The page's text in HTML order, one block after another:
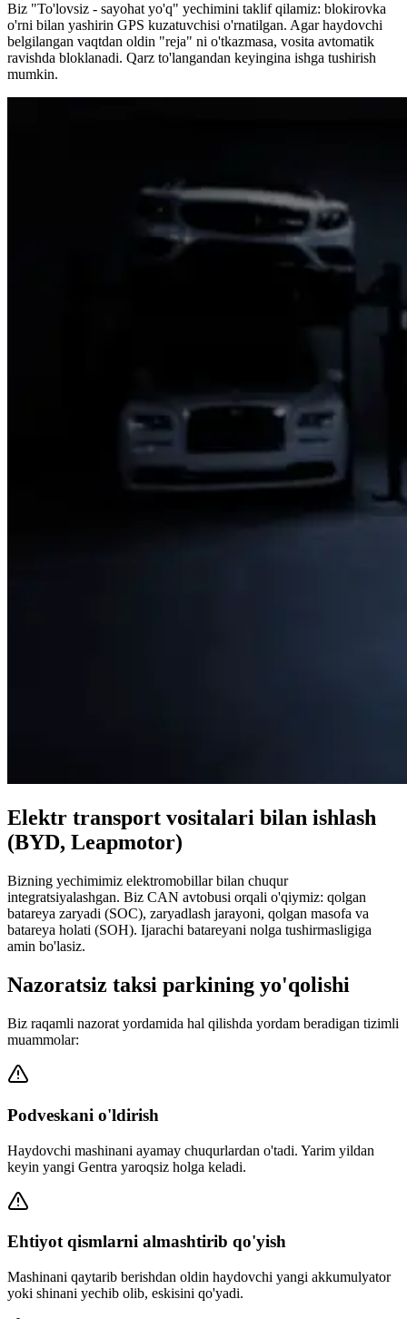
Biz "To'lovsiz - sayohat yo'q" yechimini taklif qilamiz: blokirovka
o'rni bilan yashirin GPS kuzatuvchisi o'rnatilgan. Agar haydovchi
belgilangan vaqtdan oldin "reja" ni o'tkazmasa, vosita avtomatik
ravishda bloklanadi. Qarz to'langandan keyingina ishga tushirish
mumkin.
Elektr transport vositalari bilan ishlash
(BYD, Leapmotor)
Bizning yechimimiz elektromobillar bilan chuqur
integratsiyalashgan. Biz CAN avtobusi orqali o'qiymiz: qolgan
batareya zaryadi (SOC), zaryadlash jarayoni, qolgan masofa va
batareya holati (SOH). Ijarachi batareyani nolga tushirmasligiga
amin bo'lasiz.
Nazoratsiz taksi parkining yo'qolishi
Biz raqamli nazorat yordamida hal qilishda yordam beradigan tizimli
muammolar:
Podveskani o'ldirish
Haydovchi mashinani ayamay chuqurlardan o'tadi. Yarim yildan
keyin yangi Gentra yaroqsiz holga keladi.
Ehtiyot qismlarni almashtirib qo'yish
Mashinani qaytarib berishdan oldin haydovchi yangi akkumulyator
yoki shinani yechib olib, eskisini qo'yadi.